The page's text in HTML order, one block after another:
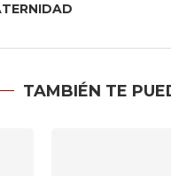
TAMBIÉN TE